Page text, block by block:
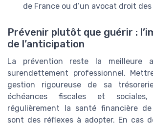
de France ou d’un avocat droit
Prévenir plutôt que guérir :
de l’anticipation
La prévention reste la meilleure
surendettement professionnel.
gestion rigoureuse de sa
échéances fiscales et
régulièrement la santé financière
sont des réflexes à adopter. En cas